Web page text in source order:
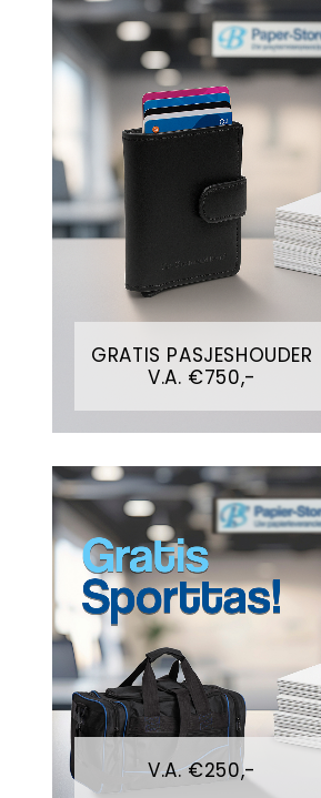
GRATIS PASJESHOUDER
V.A. €750,-
V.A. €250,-